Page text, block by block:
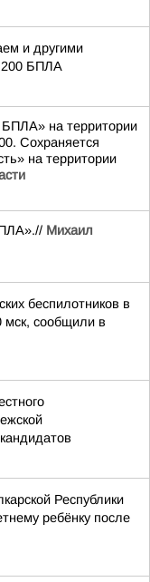
и другими
200 БПЛА
БПЛА» на территории
Сохраняется
на территории
Михаил
беспилотников в
мск, сообщили в
Республики
ребёнку после